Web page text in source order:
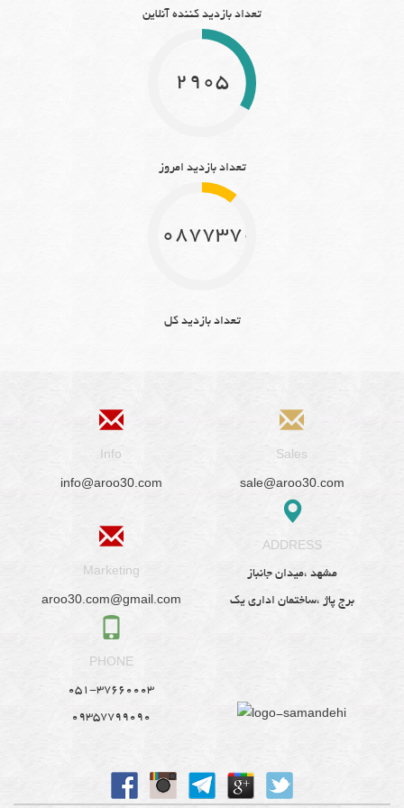
تعداد بازدید کننده آنلاین
2905
تعداد بازدید امروز
10877370
تعداد بازدید کل
Info
info@aroo30.com
Sales
sale@aroo30.com
Marketing
aroo30.com@gmail.com
ADDRESS
مشهد ،میدان جانباز
برج پاژ ،ساختمان اداری یک
PHONE
051-37660003
09357799090